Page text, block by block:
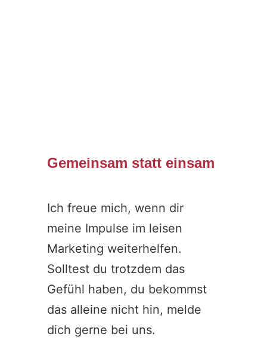
Gemeinsam statt einsam
Ich freue mich, wenn dir
meine Impulse im leisen
Marketing weiterhelfen.
Solltest du trotzdem das
Gefühl haben, du bekommst
das alleine nicht hin, melde
dich gerne bei uns.